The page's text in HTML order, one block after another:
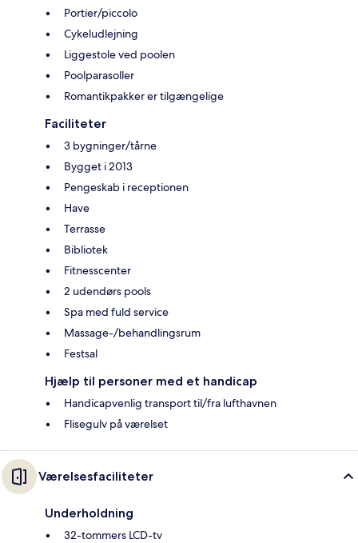
Portier/piccolo
Cykeludlejning
Liggestole ved poolen
Poolparasoller
Romantikpakker er tilgængelige
Faciliteter
3 bygninger/tårne
Bygget i 2013
Pengeskab i receptionen
Have
Terrasse
Bibliotek
Fitnesscenter
2 udendørs pools
Spa med fuld service
Massage-/behandlingsrum
Festsal
Hjælp til personer med et handicap
Handicapvenlig transport til/fra lufthavnen
Flisegulv på værelset
Værelsesfaciliteter
Underholdning
32-tommers LCD-tv